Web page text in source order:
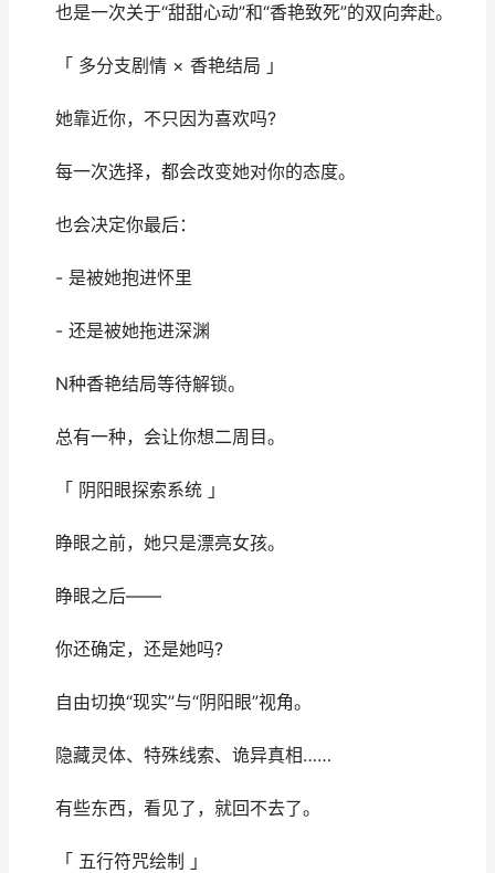
也是一次关于“甜甜心动”和“香艳致死”的双向奔赴。
「 多分支剧情 × 香艳结局 」
她靠近你，不只因为喜欢吗?
每一次选择，都会改变她对你的态度。
也会决定你最后：
- 是被她抱进怀里
- 还是被她拖进深渊
N种香艳结局等待解锁。
总有一种，会让你想二周目。
「 阴阳眼探索系统 」
睁眼之前，她只是漂亮女孩。
睁眼之后——
你还确定，还是她吗?
自由切换“现实”与“阴阳眼”视角。
隐藏灵体、特殊线索、诡异真相……
有些东西，看见了，就回不去了。
「 五行符咒绘制 」